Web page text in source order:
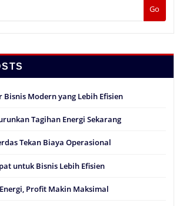
Go
Bisnis Modern yang Lebih Efisien
Tagihan Energi Sekarang
Tekan Biaya Operasional
untuk Bisnis Lebih Efisien
Profit Makin Maksimal